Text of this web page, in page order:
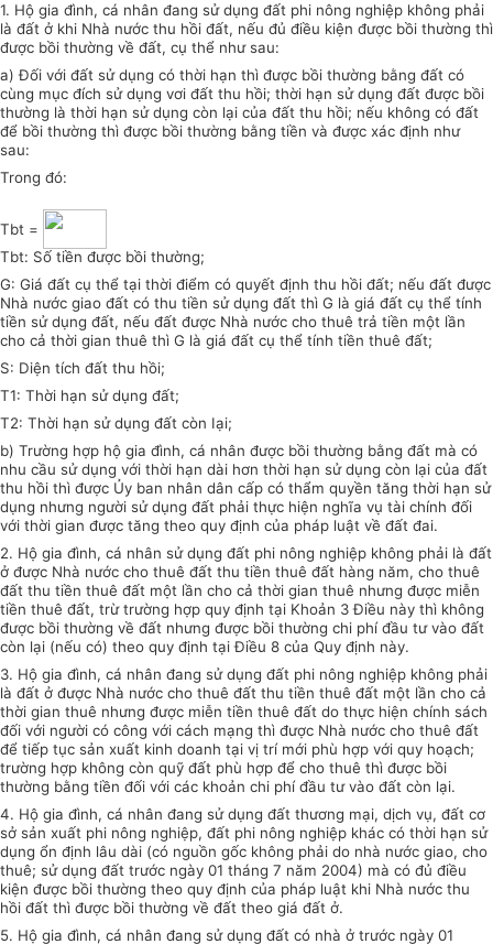
1. Hộ gia đình, cá nhân đang sử dụng đất phi nông nghiệp không phải
là đất ở khi Nhà nước thu hồi đất, nếu đủ điều kiện được bồi thường thì
được bồi thường về đất, cụ thể như sau:
a) Đối với đất sử dụng có thời hạn thì được bồi thường bằng đất có
cùng mục đích sử dụng vơi đất thu hồi; thời hạn sử dụng đất được bồi
thường là thời hạn sử dụng còn lại của đất thu hồi; nếu không có đất
để bồi thường thì được bồi thường bằng tiền và được xác định như
sau:
Trong đó:
Tbt =
Tbt: Số tiền được bồi thường;
G: Giá đất cụ thể tại thời điểm có quyết định thu hồi đất; nếu đất được
Nhà nước giao đất có thu tiền sử dụng đất thì G là giá đất cụ thể tính
tiền sử dụng đất, nếu đất được Nhà nước cho thuê trả tiền một lần
cho cả thời gian thuê thì G là giá đất cụ thể tính tiền thuê đất;
S: Diện tích đất thu hồi;
T1: Thời hạn sử dụng đất;
T2: Thời hạn sử dụng đất còn Iại;
b) Trường hợp hộ gia đình, cá nhân được bồi thường bằng đất mà có
nhu cầu sử dụng với thời hạn dài hơn thời hạn sử dụng còn lại của đất
thu hồi thì được Ủy ban nhân dân cấp có thẩm quyền tăng thời hạn sử
dụng nhưng người sử dụng đất phải thực hiện nghĩa vụ tài chính đối
với thời gian được tăng theo quy định của pháp luật về đất đai.
2. Hộ gia đình, cá nhân sử dụng đất phi nông nghiệp không phải là đất
ở được Nhà nước cho thuê đất thu tiền thuê đất hàng năm, cho thuê
đất thu tiền thuê đất một lần cho cả thời gian thuê nhưng được miễn
tiền thuê đất, trừ trường hợp quy định tại Khoản 3 Điều này thì không
được bồi thường về đất nhưng được bồi thường chi phí đầu tư vào đất
còn lại (nếu có) theo quy định tại Điều 8 của Quy định này.
3. Hộ gia đình, cá nhân đang sử dụng đất phi nông nghiệp không phải
là đất ở được Nhà nước cho thuê đất thu tiền thuê đất một lần cho cả
thời gian thuê nhưng được miễn tiền thuê đất do thực hiện chính sách
đối với người có công với cách mạng thì được Nhà nước cho thuê đất
để tiếp tục sản xuất kinh doanh tại vị trí mới phù hợp với quy hoạch;
trường hợp không còn quỹ đất phù hợp để cho thuê thì được bồi
thường bằng tiền đối với các khoản chi phí đầu tư vào đất còn lại.
4. Hộ gia đình, cá nhân đang sử dụng đất thương mại, dịch vụ, đất cơ
sở sản xuất phi nông nghiệp, đất phi nông nghiệp khác có thời hạn sử
dụng ổn định lâu dài (có nguồn gốc không phải do nhà nước giao, cho
thuê; sử dụng đất trước ngày 01 tháng 7 năm 2004) mà có đủ điều
kiện được bồi thường theo quy định của pháp luật khi Nhà nước thu
hồi đất thì được bồi thường về đất theo giá đất ở.
5. Hộ gia đình, cá nhân đang sử dụng đất có nhà ở trước ngày 01